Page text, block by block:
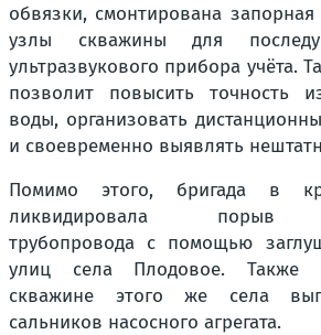
обвязки, смонтирована
узлы скважины для
ультразвукового прибора учёта.
позволит повысить точность
воды, организовать
и своевременно выявлять
Помимо этого, бригада в
ликвидировала порыв
трубопровода с помощью
улиц села Плодовое. Также
скважине этого же села
сальников насосного агрегата.